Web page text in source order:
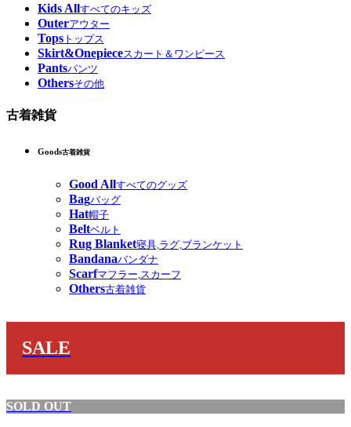
Kids Allすべてのキッズ
Outerアウター
Tops トップス
Skirt&Onepieceスカート＆ワンピース
Pantsパンツ
Othersその他
古着雑貨
Goods古着雑貨
Good Allすべてのグッズ
Bagバッグ
Hat帽子
Beltベルト
Rug Blanket寝具,ラグ,ブランケット
Bandanaバンダナ
Scarfマフラー,スカーフ
Others古着雑貨
SALE
SOLD OUT